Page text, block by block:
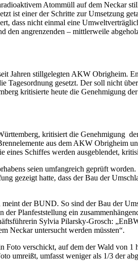
Atommüll auf dem Neckar
ist einer der Schritte zur Umsetzung
dass nicht einmal eine
den angrenzenden – mittlerweile
Jahren stillgelegten AKW Obrigheim.
gesetzt. Der soll nicht
kritisierte heute die Genehmigung
kritisiert die Genehmigung
aus dem AKW Obrigheim
Schiffes werden ausgeblendet,
seien umfangreich geprüft
gezeigt hatte, dass der Bau der
der BUND. So sind der Bau der
Planfeststellung ein
Sylvia Pilarsky-Grosch:
Neckar untersucht werden müssten“.
verschickt, auf dem der Wald von
umreißt, umfasst weniger als 1/3 der